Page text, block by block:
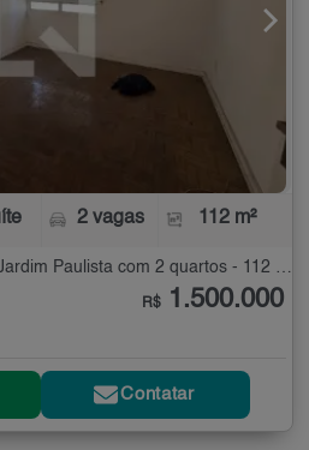
2 vagas 112 m²
R$ 1.500.000
Contatar